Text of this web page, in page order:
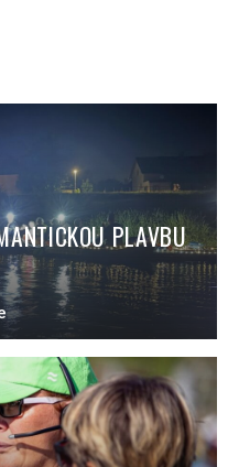
PLAVBU